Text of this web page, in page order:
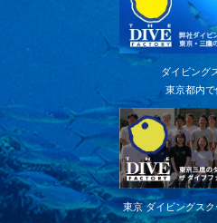
ダイビング
東京都内で
東京 ダイビングス